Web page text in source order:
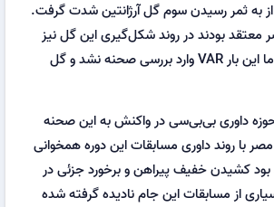
به ثمر رسیدن سوم گل آرژانتین شدت گرفت.
معتقد بودند در روند شکل‌گیری این گل نیز
خطایی رخ داده است؛ اما این بار VAR وارد بررسی صحنه نشد و گل
داوری بی‌بی‌سی در واکنش به این صحنه
با روند داوری مسابقات این دوره همخوانی
کشیدن خفیف پیراهن و برخورد جزئی در
از مسابقات این جام نادیده گرفته شده